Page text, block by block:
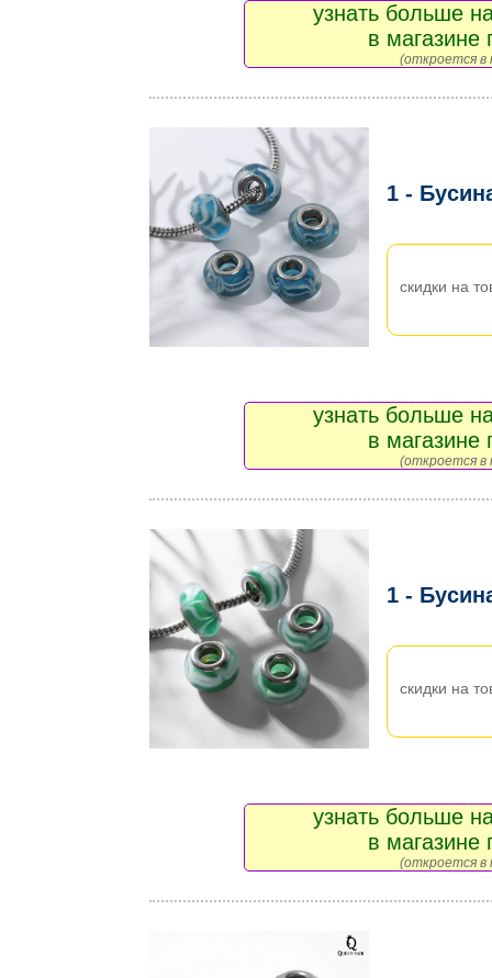
узнать больше
в магазине
(откроется в
1 -
скидки на
узнать больше
в магазине
(откроется в
1 -
скидки на
узнать больше
в магазине
(откроется в